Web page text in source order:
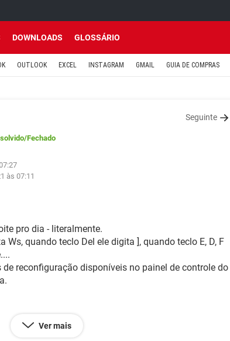
DOWNLOADS GLOSSÁRIO
OUTLOOK EXCEL INSTAGRAM GMAIL GUIA DE COMPRAS
Seguinte
/Fechado
às 07:11
pro dia - literalmente.
Ws, quando teclo Del ele digita ], quando teclo E, D, F
reconfiguração disponíveis no painel de controle do
Ver mais